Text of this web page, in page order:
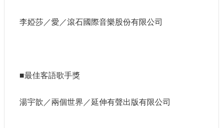
李婭莎／愛／滾石國際音樂股份有限公司
■最佳客語歌手獎
湯宇歆／兩個世界／延伸有聲出版有限公司